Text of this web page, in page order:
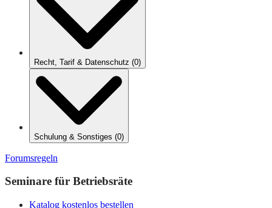
Recht, Tarif & Datenschutz (0)
Schulung & Sonstiges (0)
Forumsregeln
Seminare für Betriebsräte
Katalog kostenlos bestellen